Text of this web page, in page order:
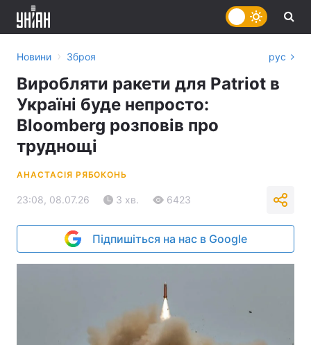
Новини › Зброя рус
Виробляти ракети для Patriot в
Україні буде непросто:
Bloomberg розповів про
труднощі
АНАСТАСІЯ РЯБОКОНЬ
23:08, 08.07.26 3 хв. 6423
Підпишіться на нас в Google